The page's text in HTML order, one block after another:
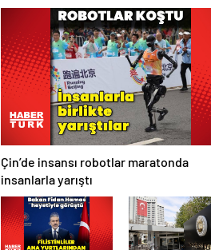
Havalimanı’nı vurdu
sorumluluk
üstlenecek
Çin’de insansı robotlar maratonda
insanlarla yarıştı